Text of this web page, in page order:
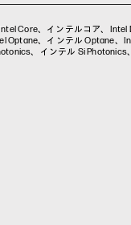
Core、インテルコア、Intel
Optane、インテル Optane、
、インテル Si